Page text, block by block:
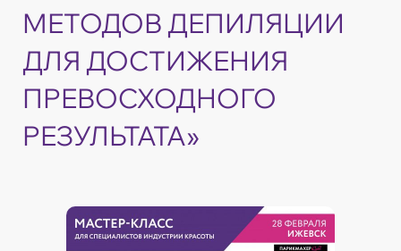
МЕТОДОВ ДЕПИЛЯЦИИ
ДЛЯ ДОСТИЖЕНИЯ
ПРЕВОСХОДНОГО
РЕЗУЛЬТАТА»